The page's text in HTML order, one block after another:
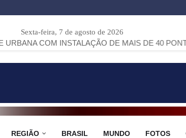
Sexta-feira, 7 de agosto de 2026
INSTALAÇÃO DE MAIS DE 40 PONTOS DE
REGIÃO BRASIL MUNDO FOTOS